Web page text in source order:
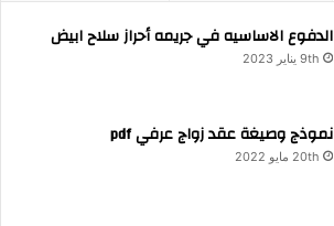
الدفوع الاساسيه في جريمه أحراز سلاح ابيض
9th يناير 2023
نموذج وصيغة عقد زواج عرفي pdf
20th مايو 2022